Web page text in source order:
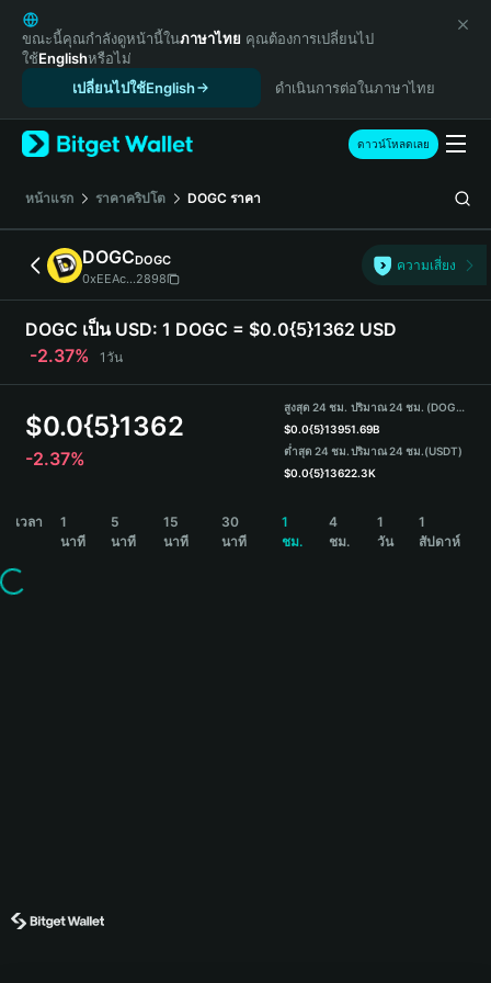
English
日本語
Tiếng Việt
Español (Latinoamérica)
Türkçe
Français
Deutsch
简体中文
繁體中文
Português (Portugal)
Bahasa Indonesia
ภาษาไทย
हिन्दी
Español
Português (Brasil)
ขณะนี้คุณกำลังดูหน้านี้ในภาษาไทย คุณต้องการเปลี่ยนไป
ใช้Englishหรือไม่
เปลี่ยนไปใช้English
ดำเนินการต่อในภาษาไทย
ดาวน์โหลดเลย
หน้าแรก ราคาคริปโต DOGC ราคา
DOGCDOGC
0xEEAc...2898
ความเสี่ยง
DOGC เป็น USD: 1 DOGC = $0.0{5}1362 USD
-2.37%
1วัน
$0.0{5}1362
-2.37%
สูงสุด 24 ชม.
$0.0{5}1395
ต่ำสุด 24 ชม.
$0.0{5}1362
ปริมาณ 24 ชม. (DOGC)
1.69B
ปริมาณ 24 ชม.(USDT)
2.3K
เวลา
1
นาที
5
นาที
15
นาที
30
นาที
1
ชม.
4
ชม.
1
วัน
1
สัปดาห์